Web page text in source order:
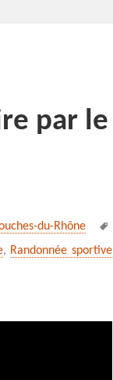
par le
du-Rhône
, Randonnée sportive